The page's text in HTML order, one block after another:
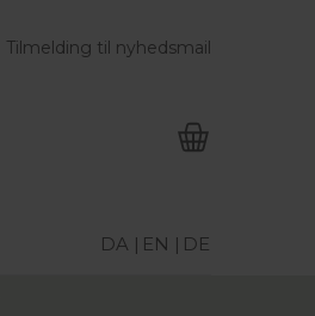
Tilmelding til nyhedsmail
DA | EN | DE